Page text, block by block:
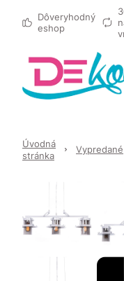
Dôveryhodný
eshop
Úvodná
stránka
Vypredané